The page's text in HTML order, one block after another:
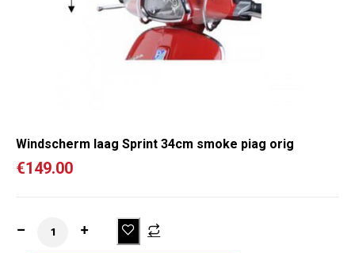
Windscherm laag Sprint 34cm smoke piag orig
€149.00